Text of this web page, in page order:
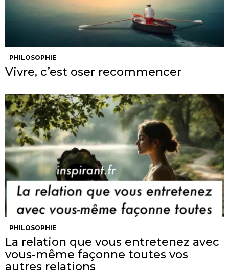
PHILOSOPHIE
Vivre, c’est oser recommencer
PHILOSOPHIE
La relation que vous entretenez avec
vous-même façonne toutes vos
autres relations